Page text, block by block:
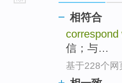
相符合
correspond
信；与…
基于228个网